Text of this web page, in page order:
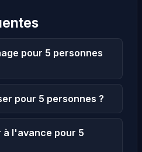
pour 5 personnes
pour 5 personnes ?
l'avance pour 5